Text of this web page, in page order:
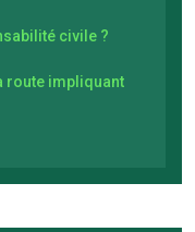
civile ?
route impliquant